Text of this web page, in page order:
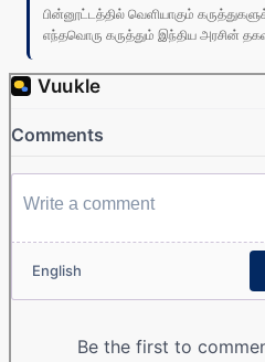
பின்னூட்டத்தில் வெளியாகும்
எந்தவொரு கருத்தும் இந்திய அரசின்